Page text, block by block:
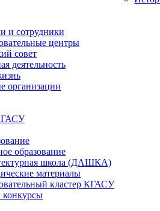
и сотрудники
центры
совет
деятельность
организации
образование
школа (ДАШКА)
материалы
кластер КГАСУ